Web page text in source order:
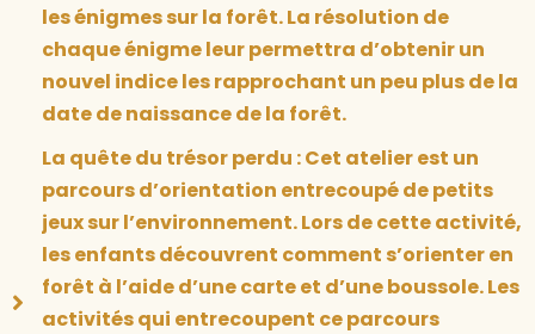
les énigmes sur la forêt. La résolution de
chaque énigme leur permettra d’obtenir un
nouvel indice les rapprochant un peu plus de la
date de naissance de la forêt.
La quête du trésor perdu : Cet atelier est un
parcours d’orientation entrecoupé de petits
jeux sur l’environnement. Lors de cette activité,
les enfants découvrent comment s’orienter en
forêt à l’aide d’une carte et d’une boussole. Les
activités qui entrecoupent ce parcours